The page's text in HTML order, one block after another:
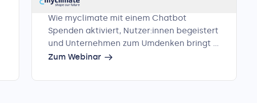
Expert:innen
Wie myclimate mit einem Chatbot
Spenden aktiviert, Nutzer:innen begeistert
und Unternehmen zum Umdenken bringt –
mit starken Insights und einem Blick hinter
Zum Webinar